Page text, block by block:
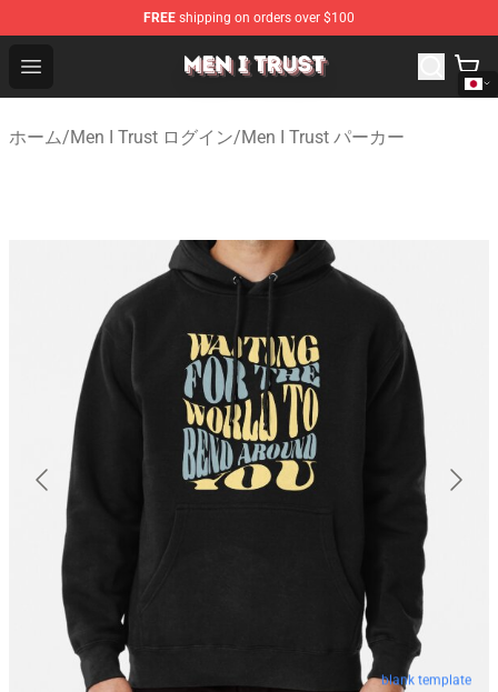
FREE shipping on orders over $100
Open menu
Men I Trust Shop - Official Men I Trust Merchandise Store
ホーム/Men I Trust ログイン/Men I Trust パーカー
blank template